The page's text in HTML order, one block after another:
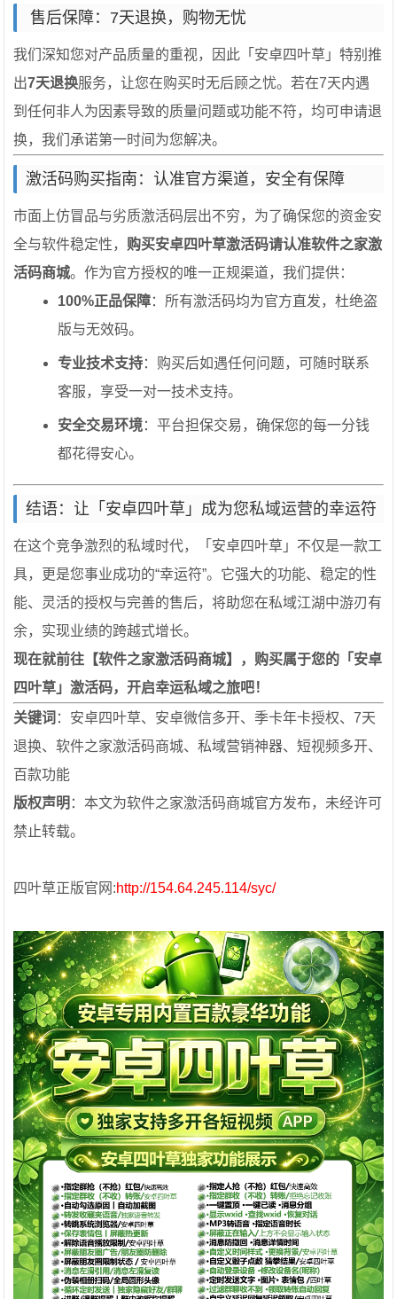
️ 售后保障：7天退换，购物无忧
我们深知您对产品质量的重视，因此「安卓四叶草」特别推
出7天退换服务，让您在购买时无后顾之忧。若在7天内遇
到任何非人为因素导致的质量问题或功能不符，均可申请退
换，我们承诺第一时间为您解决。
激活码购买指南：认准官方渠道，安全有保障
市面上仿冒品与劣质激活码层出不穷，为了确保您的资金安
全与软件稳定性， 购买安卓四叶草激活码请认准软件之家激
活码商城。作为官方授权的唯一正规渠道，我们提供：
100%正品保障：所有激活码均为官方直发，杜绝盗
版与无效码。
专业技术支持：购买后如遇任何问题，可随时联系
客服，享受一对一技术支持。
安全交易环境：平台担保交易，确保您的每一分钱
都花得安心。
结语：让「安卓四叶草」成为您私域运营的幸运符
在这个竞争激烈的私域时代，「安卓四叶草」不仅是一款工
具，更是您事业成功的“幸运符”。它强大的功能、稳定的性
能、灵活的授权与完善的售后，将助您在私域江湖中游刃有
余，实现业绩的跨越式增长。
现在就前往【软件之家激活码商城】，购买属于您的「安卓
四叶草」激活码，开启幸运私域之旅吧！
关键词 ：安卓四叶草、安卓微信多开、季卡年卡授权、7天
退换、软件之家激活码商城、私域营销神器、短视频多开、
百款功能
版权声明 ：本文为软件之家激活码商城官方发布，未经许可
禁止转载。
四叶草正版官网:http://154.64.245.114/syc/